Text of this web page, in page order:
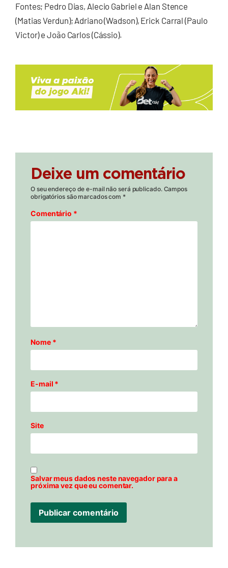
Fontes; Pedro Dias, Alecio Gabriel e Alan Stence
(Matias Verdun); Adriano (Wadson), Erick Carral (Paulo
Victor) e João Carlos (Cássio).
Deixe um comentário
O seu endereço de e-mail não será publicado. Campos
obrigatórios são marcados com *
Comentário *
Nome *
E-mail *
Site
Salvar meus dados neste navegador para a
próxima vez que eu comentar.